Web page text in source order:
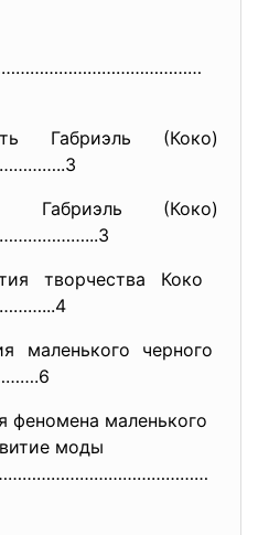
Габриэль (Коко)
(Коко)
творчества Коко
маленького черного
феномена маленького
моды